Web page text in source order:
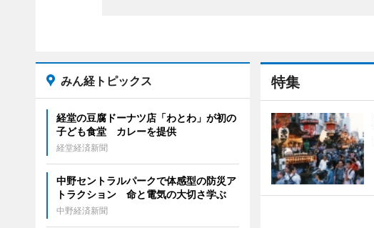
特集
みん経トピックス
経堂の豆腐ドーナツ店「わとわ」が初の
子ども食堂 カレーを提供
経堂経済新聞
中野セントラルパークで体感型の防災ア
トラクション 命と電気の大切さ学ぶ
中野経済新聞